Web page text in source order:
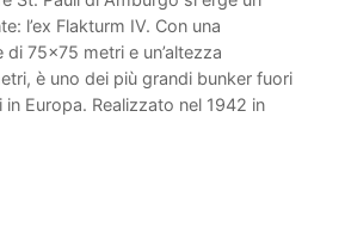
l’ex Flakturm IV. Con una
75×75 metri e un’altezza
è uno dei più grandi bunker fuori
Europa. Realizzato nel 1942 in